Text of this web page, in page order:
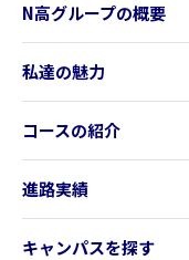
N高グループの概要
私達の魅力
コースの紹介
進路実績
キャンパスを探す